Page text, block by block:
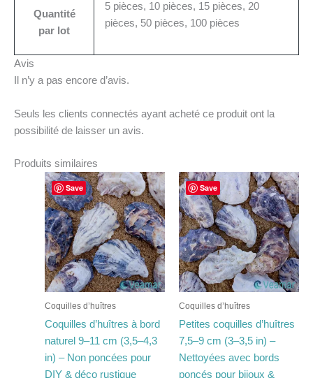
Quantité
par lot
5 pièces, 10 pièces, 15 pièces, 20
pièces, 50 pièces, 100 pièces
Avis
Il n’y a pas encore d’avis.
Seuls les clients connectés ayant acheté ce produit ont la
possibilité de laisser un avis.
Produits similaires
Save
Coquilles d’huîtres
Coquilles d’huîtres à bord
naturel 9–11 cm (3,5–4,3
in) – Non poncées pour
DIY & déco rustique
Plage
de
prix :
€23.50
à
€296.00
Ce
produit
a
plusieurs
variations.
Les
options
choisies
sur
la
Save
Coquilles d’huîtres
Petites coquilles d’huîtres
7,5–9 cm (3–3,5 in) –
Nettoyées avec bords
poncés pour bijoux &
Plage
de
prix :
€16.23
à
€197.00
Ce
produit
a
plusieurs
variations.
Les
options
choisies
sur
la